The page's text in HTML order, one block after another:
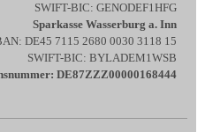
SWIFT-BIC: GENODEF1HFG
Sparkasse Wasserburg a. Inn
DE45 7115 2680 0030 3118 15
SWIFT-BIC: BYLADEM1WSB
DE87ZZZ00000168444